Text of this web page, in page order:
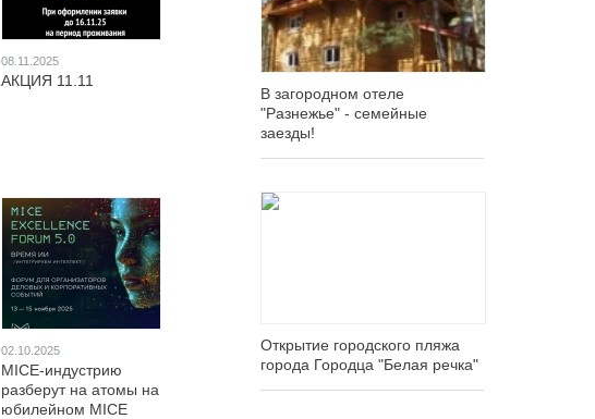
08.11.2025
АКЦИЯ 11.11
02.10.2025
MICE-индустрию
разберут на атомы на
юбилейном MICE
В загородном отеле
"Разнежье" - семейные
заезды!
Открытие городского пляжа
города Городца "Белая речка"